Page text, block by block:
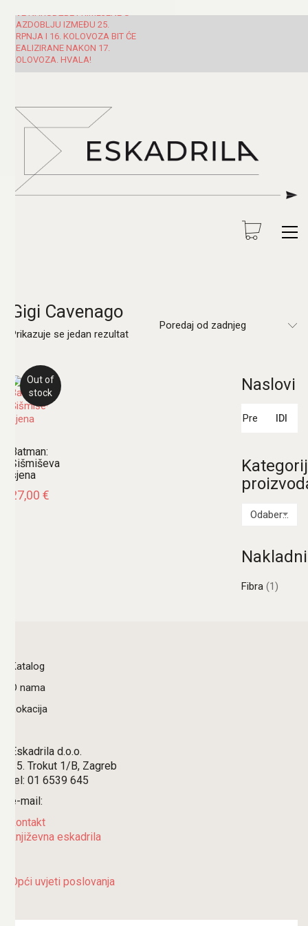
SVE NARUDŽBE PRIMLJENE U
RAZDOBLJU IZMEĐU 25.
SRPNJA I 16. KOLOVOZA BIT ĆE
REALIZIRANE NAKON 17.
KOLOVOZA. HVALA!
Gigi Cavenago
Prikazuje se jedan rezultat
Poredaj od zadnjeg
Out of
stock
Batman:
Šišmiševa
sjena
27,00 €
Naslovi
IDI
Odaberi kategoriju
Fibra (1)
Katalog
O nama
Lokacija
Eskadrila d.o.o.
15. Trokut 1/B, Zagreb
tel: 01 6539 645
e-mail:
kontakt
književna eskadrila
Opći uvjeti poslovanja